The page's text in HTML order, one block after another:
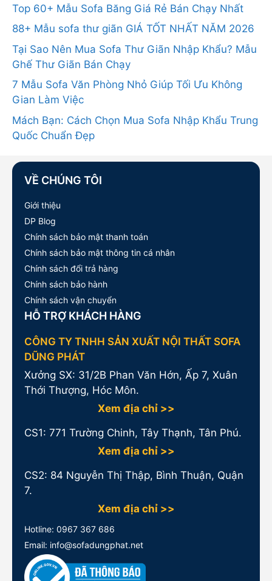
Top 60+ Mẫu Sofa Băng Giá Rẻ Bán Chạy Nhất
88+ Mẫu sofa thư giãn GIÁ TỐT NHẤT NĂM 2026
Tại Sao Nên Mua Sofa Thư Giãn Nhập Khẩu? Mẫu
Ghế Thư Giãn Bán Chạy
7 Mẫu Sofa Văn Phòng Nhỏ Giúp Tối Ưu Không
Gian Làm Việc
Mách Bạn: Cách Chọn Mua Sofa Nhập Khẩu Trung
Quốc Chuẩn Đẹp
VỀ CHÚNG TÔI
Giới thiệu
DP Blog
Chính sách bảo mật thanh toán
Chính sách bảo mật thông tin cá nhân
Chính sách đổi trả hàng
Chính sách bảo hành
Chính sách vận chuyển
HỖ TRỢ KHÁCH HÀNG
CÔNG TY TNHH SẢN XUẤT NỘI THẤT SOFA
DŨNG PHÁT
Xưởng SX: 31/2B Phan Văn Hớn, Ấp 7, Xuân
Thới Thượng, Hóc Môn.
Xem địa chỉ >>
CS1: 771 Trường Chinh, Tây Thạnh, Tân Phú.
Xem địa chỉ >>
CS2: 84 Nguyễn Thị Thập, Bình Thuận, Quận
7.
Xem địa chỉ >>
Hotline: 0967 367 686
Email: info@sofadungphat.net